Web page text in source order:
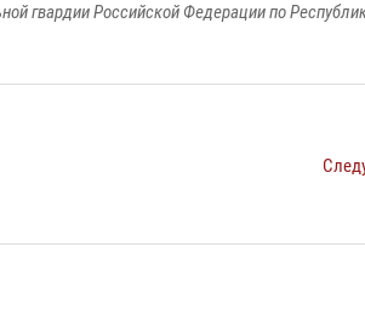
гвардии Российской Федерации по